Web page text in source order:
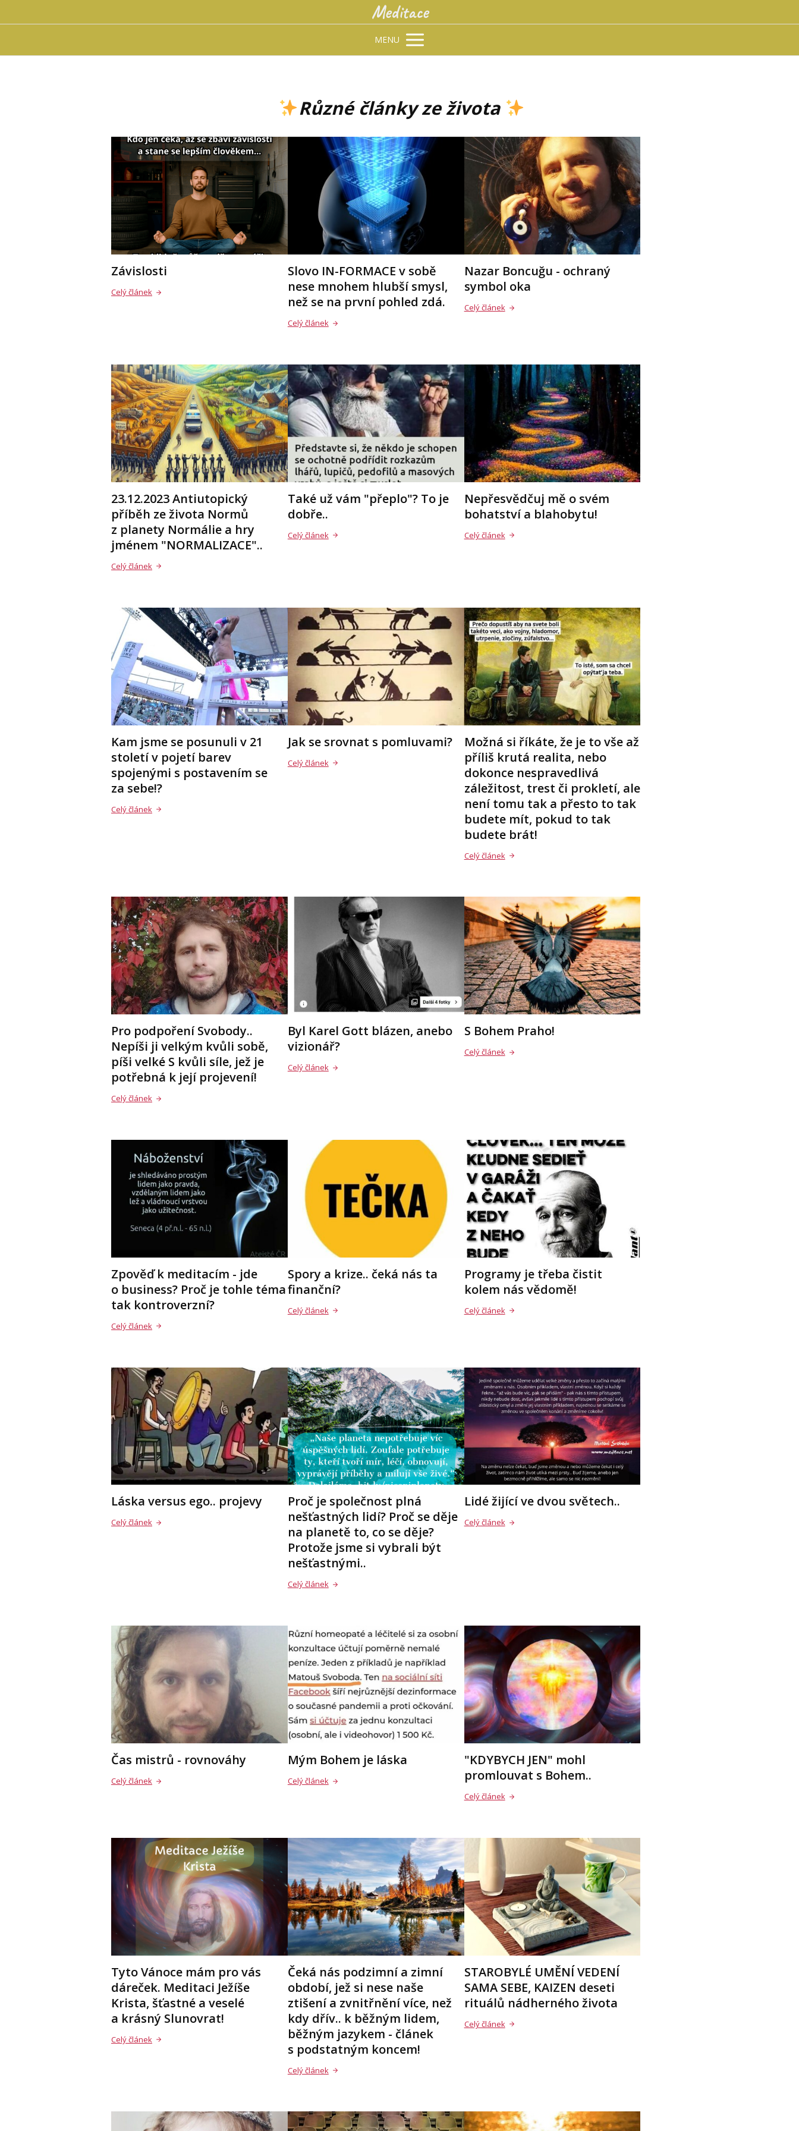
Meditace
MENU
Různé články ze života
Závislosti
Celý článek
Slovo IN-FORMACE v sobě
nese mnohem hlubší smysl,
než se na první pohled zdá.
Celý článek
Nazar Boncuğu - ochraný
symbol oka
Celý článek
23.12.2023 Antiutopický
příběh ze života Normů
z planety Normálie a hry
jménem "NORMALIZACE"..
Celý článek
Také už vám "přeplo"? To je
dobře..
Celý článek
Nepřesvědčuj mě o svém
bohatství a blahobytu!
Celý článek
Kam jsme se posunuli v 21
století v pojetí barev
spojenými s postavením se
za sebe!?
Celý článek
Jak se srovnat s pomluvami?
Celý článek
Možná si říkáte, že je to vše až
příliš krutá realita, nebo
dokonce nespravedlivá
záležitost, trest či prokletí, ale
není tomu tak a přesto to tak
budete mít, pokud to tak
budete brát!
Celý článek
Pro podpoření Svobody..
Nepíši ji velkým kvůli sobě,
píši velké S kvůli síle, jež je
potřebná k její projevení!
Celý článek
Byl Karel Gott blázen, anebo
vizionář?
Celý článek
S Bohem Praho!
Celý článek
Zpověď k meditacím - jde
o business? Proč je tohle téma
tak kontroverzní?
Celý článek
Spory a krize.. čeká nás ta
finanční?
Celý článek
Programy je třeba čistit
kolem nás vědomě!
Celý článek
Láska versus ego.. projevy
Celý článek
Proč je společnost plná
nešťastných lidí? Proč se děje
na planetě to, co se děje?
Protože jsme si vybrali být
nešťastnými..
Celý článek
Lidé žijící ve dvou světech..
Celý článek
Čas mistrů - rovnováhy
Celý článek
Mým Bohem je láska
Celý článek
"KDYBYCH JEN" mohl
promlouvat s Bohem..
Celý článek
Tyto Vánoce mám pro vás
dáreček. Meditaci Ježíše
Krista, šťastné a veselé
a krásný Slunovrat!
Celý článek
Čeká nás podzimní a zimní
období, jež si nese naše
ztišení a zvnitřnění více, než
kdy dřív.. k běžným lidem,
běžným jazykem - článek
s podstatným koncem!
Celý článek
STAROBYLÉ UMĚNÍ VEDENÍ
SAMA SEBE, KAIZEN deseti
rituálů nádherného života
Celý článek